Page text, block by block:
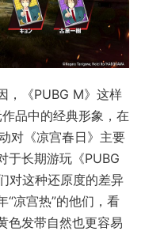
，《PUBG M》这样
品中的经典形象，在
对《凉宫春日》主要
于长期游玩《PUBG
对这种还原度的差异
“凉宫热”的他们，看
色发带自然也更容易